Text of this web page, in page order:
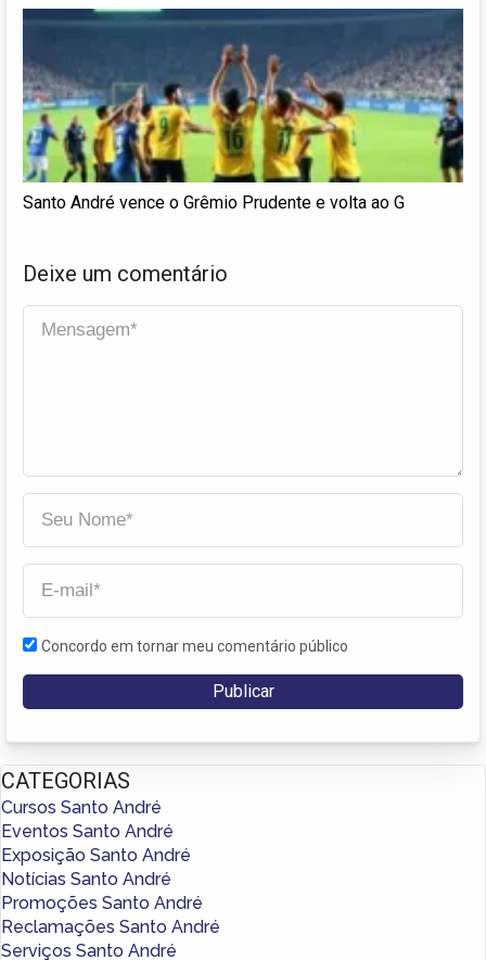
Santo André vence o Grêmio Prudente e volta ao G
Deixe um comentário
Concordo em tornar meu comentário público
CATEGORIAS
Cursos Santo André
Eventos Santo André
Exposição Santo André
Notícias Santo André
Promoções Santo André
Reclamações Santo André
Serviços Santo André